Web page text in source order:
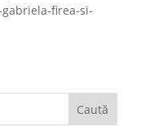
firea-si-
Caută